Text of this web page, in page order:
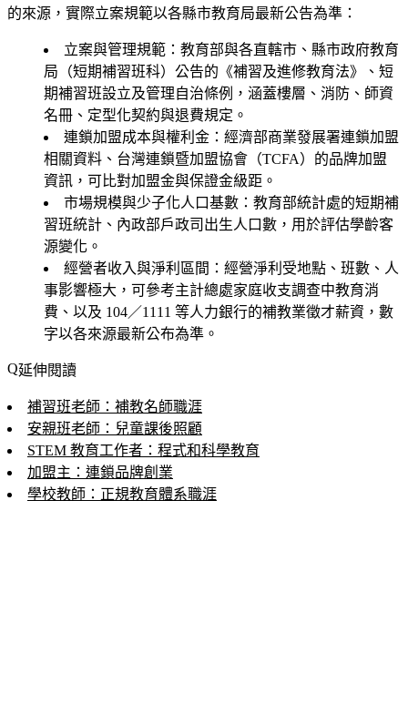
的來源，實際立案規範以各縣市教育局最新公告為準：
立案與管理規範 ：教育部與各直轄市、縣市政府教育
局（短期補習班科）公告的《補習及進修教育法》、短
期補習班設立及管理自治條例，涵蓋樓層、消防、師資
名冊、定型化契約與退費規定。
連鎖加盟成本與權利金 ：經濟部商業發展署連鎖加盟
相關資料、台灣連鎖暨加盟協會（TCFA）的品牌加盟
資訊，可比對加盟金與保證金級距。
市場規模與少子化人口基數 ：教育部統計處的短期補
習班統計、內政部戶政司出生人口數，用於評估學齡客
源變化。
經營者收入與淨利區間 ：經營淨利受地點、班數、人
事影響極大，可參考主計總處家庭收支調查中教育消
費、以及 104／1111 等人力銀行的補教業徵才薪資，數
字以各來源最新公布為準。
延伸閱讀
補習班老師：補教名師職涯
安親班老師：兒童課後照顧
STEM 教育工作者：程式和科學教育
加盟主：連鎖品牌創業
學校教師：正規教育體系職涯